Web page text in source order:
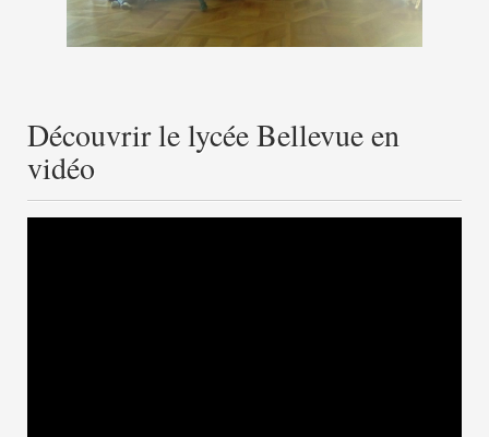
Découvrir le lycée Bellevue en
vidéo